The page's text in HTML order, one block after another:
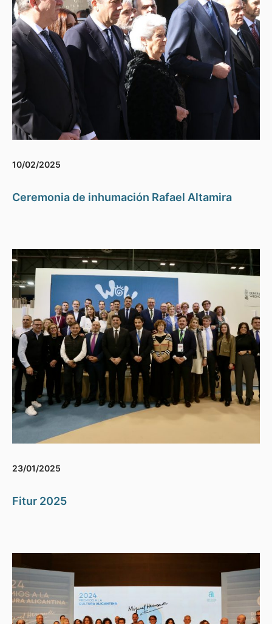
10/02/2025
Ceremonia de inhumación Rafael Altamira
23/01/2025
Fitur 2025